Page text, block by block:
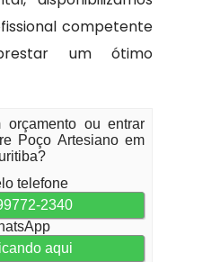
competente
um ótimo
orçamento ou entrar
Poço Artesiano em
telefone
2340
aqui